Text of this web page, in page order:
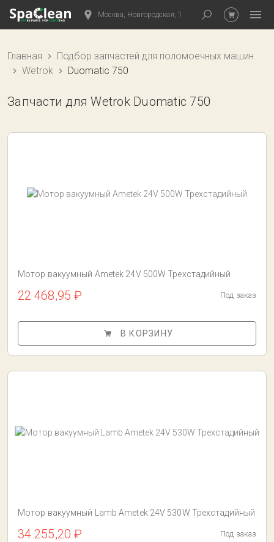
Москва, Новгородская, 1
Главная
Подбор запчастей для поломоечных машин
Wetrok
Duomatic 750
Запчасти для Wetrok Duomatic 750
Мотор вакуумный Ametek 24V 500W Трехстадийный
22 468,95 ₽ Под заказ
В КОРЗИНУ
Мотор вакуумный Lamb Ametek 24V 530W Трехстадийный
34 255,20 ₽ Под заказ